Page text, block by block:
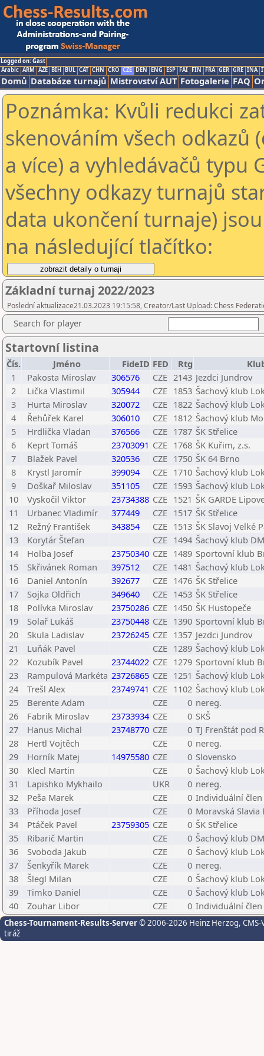
Logged on: Gast
Arabic ARM AZE BIH BUL CAT CHN CRO CZE DEN ENG ESP FAI FIN FRA GER GRE INA
Domů Databáze turnajů Mistrovství AUT Fotogalerie FAQ
Poznámka: Kvůli redukci
skenováním všech odkazů
a více) a vyhledávačů typu
všechny odkazy turnajů
data ukončení turnaje)
na následující tlačítko:
Základní turnaj 2022/2023
Poslední aktualizace21.03.2023 19:15:58, Creator/Last Upload: Chess
Search for player
Startovní listina
Čís. Jméno FideID FED Rtg
1
Pakosta Miroslav 306576 CZE 2143 Jezdci Jundrov
2
Lička Vlastimil 305944 CZE 1853 Šachový klub
3
Hurta Miroslav 320072 CZE 1822 Šachový klub
4
Řehůřek Karel 306010 CZE 1812 Šachový klub
5
Hrdlička Vladan 376566 CZE 1787 ŠK Střelice
6
Keprt Tomáš 23703091 CZE 1768 ŠK Kuřim, z.s.
7
Blažek Pavel 320536 CZE 1750 ŠK 64 Brno
8
Krystl Jaromír 399094 CZE 1710 Šachový klub
9
Doškař Miloslav 351105 CZE 1593 Šachový klub
10
Vyskočil Viktor 23734388 CZE 1521 ŠK GARDE
11
Urbanec Vladimír 377449 CZE 1517 ŠK Střelice
12
Režný František 343854 CZE 1513 ŠK Slavoj Velké
13
Korytár Štefan CZE 1494 Šachový klub
14
Holba Josef 23750340 CZE 1489 Sportovní klub
15
Skřivánek Roman 397512 CZE 1481 Šachový klub
16
Daniel Antonín 392677 CZE 1476 ŠK Střelice
17
Sojka Oldřich 349640 CZE 1453 ŠK Střelice
18
Polívka Miroslav 23750286 CZE 1450 ŠK Hustopeče
19
Solař Lukáš 23750448 CZE 1390 Sportovní klub
20
Skula Ladislav 23726245 CZE 1357 Jezdci Jundrov
21
Luňák Pavel CZE 1289 Šachový klub
22
Kozubík Pavel 23744022 CZE 1279 Sportovní klub
23
Rampulová Markéta 23726865 CZE 1251 Šachový klub
24
Trešl Alex 23749741 CZE 1102 Šachový klub
25
Berente Adam CZE 0 nereg.
26
Fabrik Miroslav 23733934 CZE 0 SKŠ
27
Hanus Michal 23748770 CZE 0 TJ Frenštát pod
28
Hertl Vojtěch CZE 0 nereg.
29
Horník Matej 14975580 CZE 0 Slovensko
30
Klecl Martin CZE 0 Šachový klub
31
Lapishko Mykhailo UKR 0 nereg.
32
Peša Marek CZE 0 Individuální člen
33
Příhoda Josef CZE 0 Moravská Slavia
34
Ptáček Pavel 23759305 CZE 0 ŠK Střelice
35
Ribarič Martin CZE 0 Šachový klub
36
Svoboda Jakub CZE 0 Šachový klub
37
Šenkyřík Marek CZE 0 nereg.
38
Šlegl Milan CZE 0 Šachový klub
39
Timko Daniel CZE 0 Šachový klub
40
Zouhar Libor CZE 0 Individuální člen
Chess-Tournament-Results-Server© 2006-2026 Heinz Herzog,
tiráž